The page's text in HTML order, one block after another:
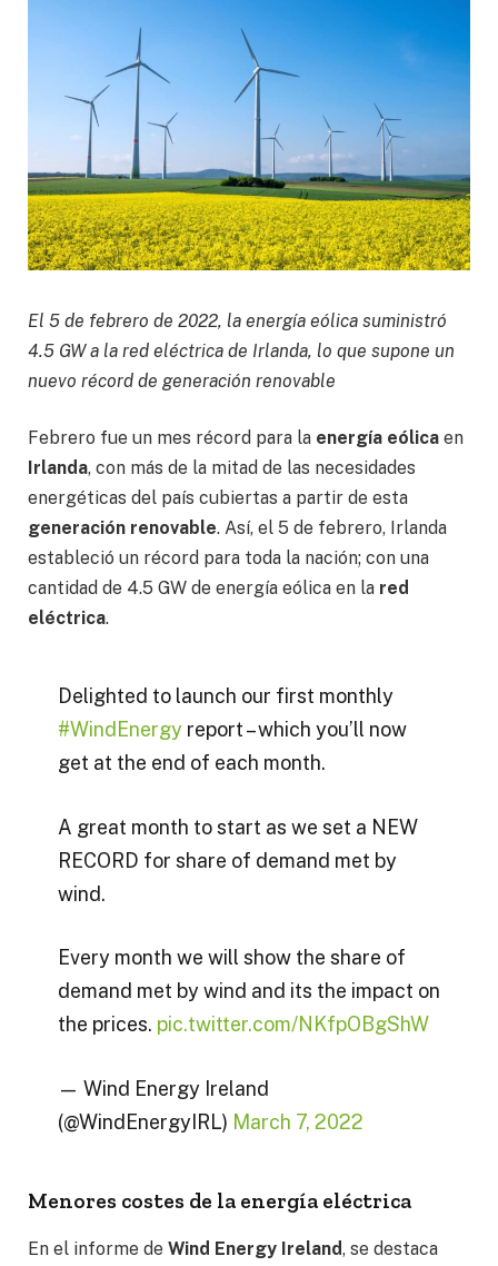
El 5 de febrero de 2022, la energía eólica suministró
4.5 GW a la red eléctrica de Irlanda, lo que supone un
nuevo récord de generación renovable
Febrero fue un mes récord para la energía eólica en
Irlanda, con más de la mitad de las necesidades
energéticas del país cubiertas a partir de esta
generación renovable. Así, el 5 de febrero, Irlanda
estableció un récord para toda la nación; con una
cantidad de 4.5 GW de energía eólica en la red
eléctrica.
Delighted to launch our first monthly
#WindEnergy report – which you’ll now
get at the end of each month.
A great month to start as we set a NEW
RECORD for share of demand met by
wind.
Every month we will show the share of
demand met by wind and its the impact on
the prices. pic.twitter.com/NKfpOBgShW
— Wind Energy Ireland
(@WindEnergyIRL) March 7, 2022
Menores costes de la energía eléctrica
En el informe de Wind Energy Ireland, se destaca